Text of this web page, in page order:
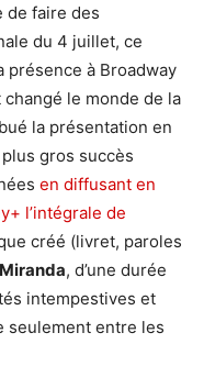
de faire des
du 4 juillet, ce
présence à Broadway
le monde de la
la présentation en
gros succès
en diffusant en
l’intégrale de
créé (livret, paroles
, d’une durée
intempestives et
seulement entre les